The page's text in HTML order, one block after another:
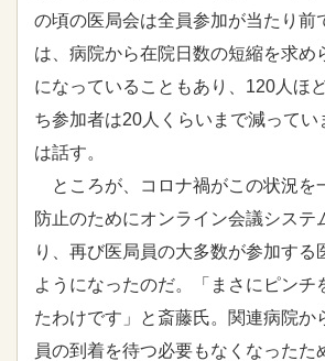
の頃の医局会は全員参加が当たり前
は、病院から在院日数の短縮を求め
になっていることもあり、120人ほ
ち参加者は20人くらいまで減ってい
は話す。
ところが、コロナ禍がこの状況を
防止のためにオンライン会議システ
り、再び医局員の大多数が参加する
ようになったのだ。「まさにピンチ
たわけです」と斎藤氏。関連病院か
員の到着を待つ必要もなくなったた